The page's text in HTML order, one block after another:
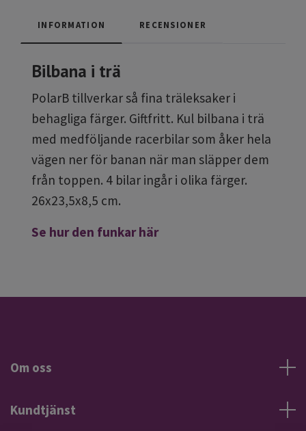
INFORMATION RECENSIONER
Bilbana i trä
PolarB tillverkar så fina träleksaker i
behagliga färger. Giftfritt. Kul bilbana i trä
med medföljande racerbilar som åker hela
vägen ner för banan när man släpper dem
från toppen. 4 bilar ingår i olika färger.
26x23,5x8,5 cm.
Se hur den funkar här
Om oss
Kundtjänst